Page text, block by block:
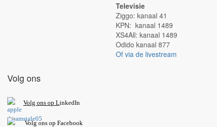
Televisie
Ziggo: kanaal 41
KPN: kanaal 1489
XS4All: kanaal 1489
Odido kanaal 877
Of via de livestream
Volg ons
Volg ons op LinkedIn
Volg ons op Facebook